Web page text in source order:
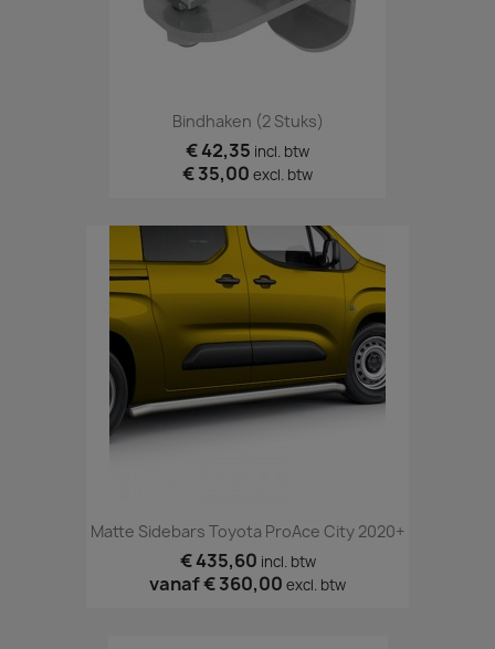
Bindhaken (2 Stuks)
€ 42,35 incl. btw
€ 35,00 excl. btw
Matte Sidebars Toyota ProAce City 2020+
€ 435,60 incl. btw
vanaf€ 360,00 excl. btw